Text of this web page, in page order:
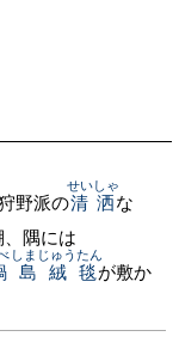
野派の清洒
せいしゃ
な
隅には
島絨毯
しまじゅうたん
が敷か